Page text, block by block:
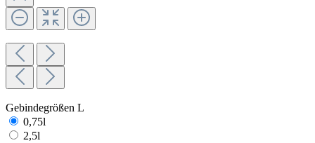
Gebindegrößen L
0,75l
2,5l